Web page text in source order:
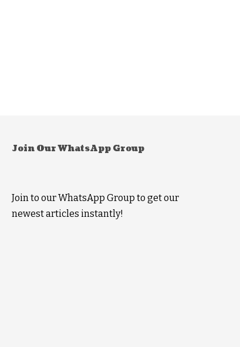
Join Our WhatsApp Group
Join to our WhatsApp Group to get our
newest articles instantly!